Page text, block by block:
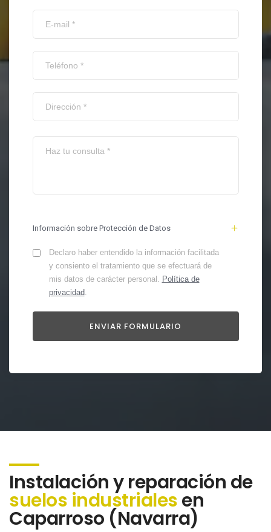
Información sobre Protección de Datos
Declaro haber entendido la información facilitada
y consiento el tratamiento que se efectuará de
mis datos de carácter personal. Política de
privacidad.
Instalación y reparación de
suelos industrialesen
Caparroso (Navarra)